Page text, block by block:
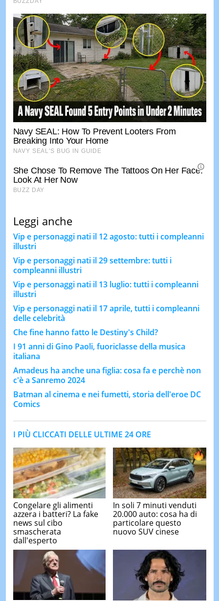
Leggi anche
Vip e personaggi nati il 12 agosto: tutti i compleanni
illustri
Vip e personaggi nati il 29 settembre: tutti i
compleanni illustri
Vip e personaggi nati il 13 luglio: tutti i compleanni
illustri
Vip e personaggi nati il 17 aprile, tutti i compleanni
delle celebrità
Che fine hanno fatto le Destiny's Child?
I 91 anni di Gino Paoli, fuoriclasse della musica
italiana
Amadeus ha anche una figlia: cosa fa e perchè non
c'è a Sanremo 2024
Batman al cinema e nei fumetti, storia dell'eroe DC
Comics
I PIÙ CLICCATI DELLE ULTIME 24 ORE
Congelare gli alimenti
azzera i batteri? La fake
news sul cibo
smascherata
dall'esperto
In soli 7 minuti venduti
20.000 auto: cosa ha di
particolare questo
nuovo SUV cinese